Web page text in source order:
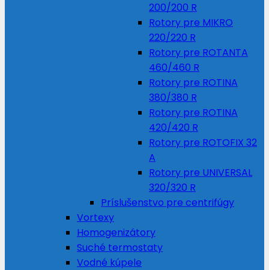
200/200 R
Rotory pre MIKRO
220/220 R
Rotory pre ROTANTA
460/460 R
Rotory pre ROTINA
380/380 R
Rotory pre ROTINA
420/420 R
Rotory pre ROTOFIX 32
A
Rotory pre UNIVERSAL
320/320 R
Príslušenstvo pre centrifúgy
Vortexy
Homogenizátory
Suché termostaty
Vodné kúpele